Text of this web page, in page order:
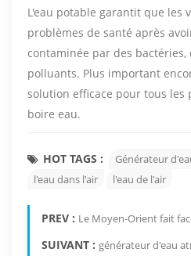
L'eau potable garantit que les
problèmes de santé après
contaminée par des bactéries,
polluants. Plus important
solution efficace pour tous les
boire eau.
HOT TAGS :
Générateur
l'eau dans l'air
l'eau de l'air
PREV : Le Moyen-Orient fait
SUIVANT : générateur d'eau